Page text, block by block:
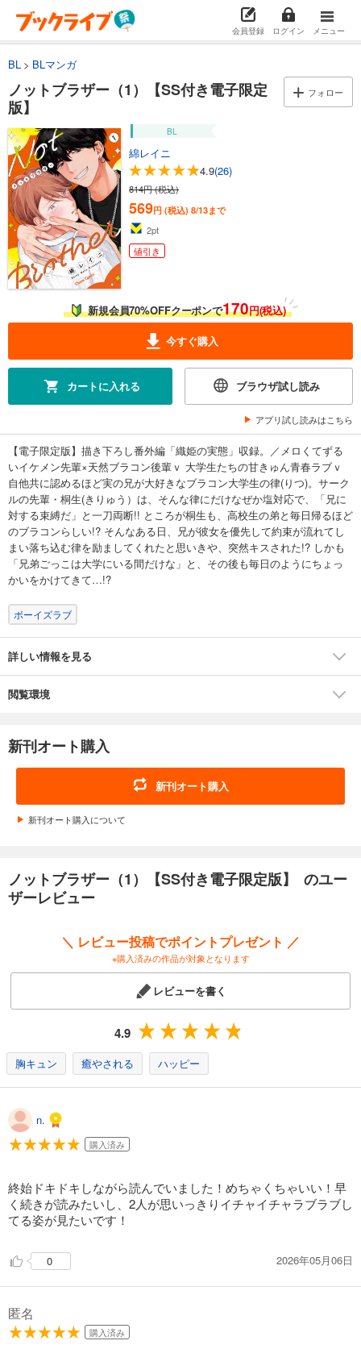
会員登録 ログイン メニュー
BL BLマンガ
ノットブラザー（1）【SS付き電子限定
版】
フォロー
BL
綿レイニ
4.9(26)
814円 (税込)
569円 (税込) 8/13まで
2pt
値引き
新規会員70%OFFクーポンで170円(税込)
今すぐ購入
カートに入れる ブラウザ試し読み
アプリ試し読みはこちら
【電子限定版】描き下ろし番外編「織姫の実態」収録。／メロくてずる
いイケメン先輩×天然ブラコン後輩ｖ 大学生たちの甘きゅん青春ラブｖ
自他共に認めるほど実の兄が大好きなブラコン大学生の律(りつ)。サーク
ルの先輩・桐生(きりゅう）は、そんな律にだけなぜか塩対応で、「兄に
対する束縛だ」と一刀両断!! ところが桐生も、高校生の弟と毎日帰るほど
のブラコンらしい!? そんなある日、兄が彼女を優先して約束が流れてし
まい落ち込む律を励ましてくれたと思いきや、突然キスされた!? しかも
「兄弟ごっこは大学にいる間だけな」と、その後も毎日のようにちょっ
かいをかけてきて…!?
ボーイズラブ
詳しい情報を見る
閲覧環境
新刊オート購入
新刊オート購入
新刊オート購入について
ノットブラザー（1）【SS付き電子限定版】 のユー
ザーレビュー
＼ レビュー投稿でポイントプレゼント ／
※購入済みの作品が対象となります
レビューを書く
4.9
胸キュン 癒やされる ハッピー
n.
購入済み
終始ドキドキしながら読んでいました！めちゃくちゃいい！早
く続きが読みたいし、2人が思いっきりイチャイチャラブラブし
てる姿が見たいです！
0 2026年05月06日
匿名
購入済み